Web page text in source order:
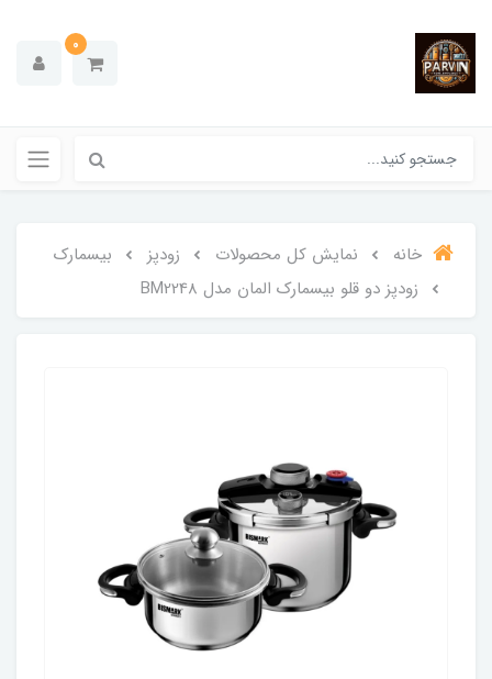
0
خانه نمایش کل محصولات زودپز
بیسمارک
زودپز دو قلو بیسمارک المان مدل BM2248